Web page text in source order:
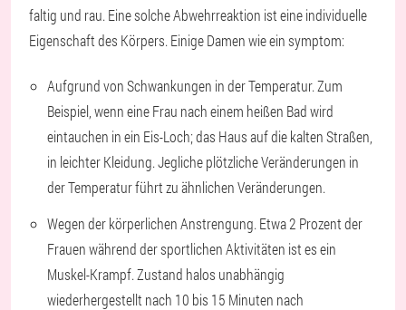
faltig und rau. Eine solche Abwehrreaktion ist eine individuelle
Eigenschaft des Körpers. Einige Damen wie ein symptom:
Aufgrund von Schwankungen in der Temperatur. Zum
Beispiel, wenn eine Frau nach einem heißen Bad wird
eintauchen in ein Eis-Loch; das Haus auf die kalten Straßen,
in leichter Kleidung. Jegliche plötzliche Veränderungen in
der Temperatur führt zu ähnlichen Veränderungen.
Wegen der körperlichen Anstrengung. Etwa 2 Prozent der
Frauen während der sportlichen Aktivitäten ist es ein
Muskel-Krampf. Zustand halos unabhängig
wiederhergestellt nach 10 bis 15 Minuten nach